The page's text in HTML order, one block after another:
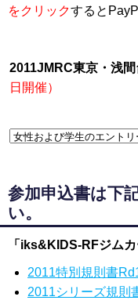
をクリックすると
2011JMRC東京・浅
日開催）
参加申込書は下
い。
「iks&KIDS-RFジム
2011特別規則書
2011シリーズ規則